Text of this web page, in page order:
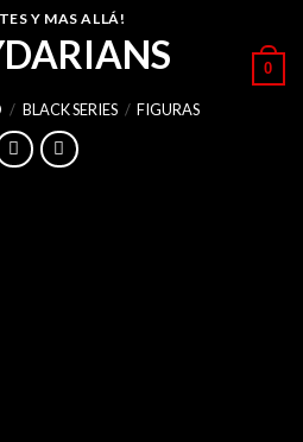
Y MAS ALLÁ!
0
/ BLACK SERIES / FIGURAS